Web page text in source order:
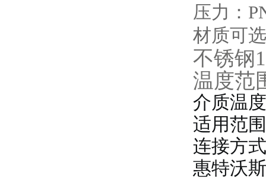
压力：
材质可
不锈钢
温度范
介质温
适用范
连接方
惠特沃